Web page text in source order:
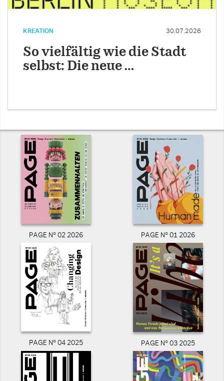
KREATION 30.07.2026
So vielfältig wie die Stadt
selbst: Die neue …
PAGE N° 02 2026 PAGE N° 01 2026
PAGE N° 04 2025 PAGE N° 03 2025